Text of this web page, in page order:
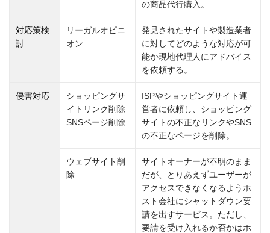
の商品代行購入。
対応策検
討
リーガルオピニ
オン
発見されたサイトや製造業者
に対してどのような対応が可
能か現地代理人にアドバイス
を依頼する。
侵害対応
ショッピングサ
イトリンク削除
SNSページ削除
ISPやショッピングサイト運
営者に依頼し、ショッピング
サイトの不正なリンクやSNS
の不正なページを削除。
ウェブサイト削
除
サイトオーナーが不明のまま
だが、とりあえずユーザーが
アクセスできなくなるようホ
スト会社にシャットダウン要
請を出すサービス。ただし、
要請を受け入れるか否かはホ